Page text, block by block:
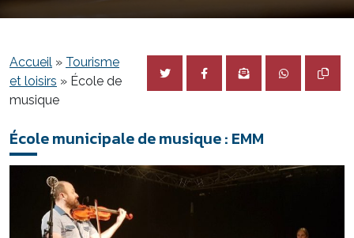
Accueil » Tourisme
et loisirs » École de
musique
École municipale de musique : EMM